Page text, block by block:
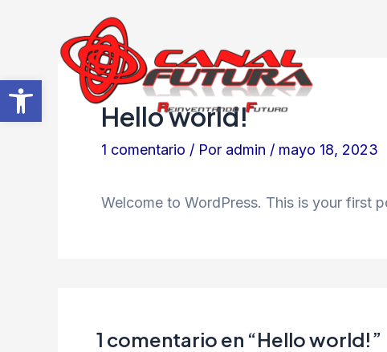
Abrir barra de herramientas
contenido
Hello world!
1 comentario / Por admin / mayo 18, 2023
Welcome to WordPress. This is your first
1 comentario en “Hello world!”